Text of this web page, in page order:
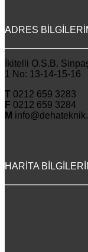
ADRES
İkitelli O.S.B.
1 No: 13-14-15-16
T 0212 659 3283
F 0212 659 3284
M
HARİTA